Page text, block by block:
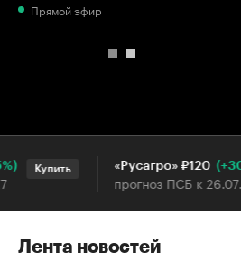
Прямой эфир
Купить «Русагро» ₽120
прогноз ПСБ к 26.07.27
Лента новостей